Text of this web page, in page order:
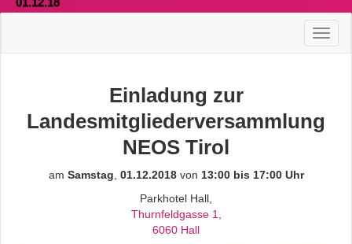
Einladung zur
Landesmitgliederversammlung
NEOS Tirol
am Samstag 01.12.2018von 13:00 bis 17:00 Uhr
Parkhotel Hall,
Thurnfeldgasse 1,
6060 Hall